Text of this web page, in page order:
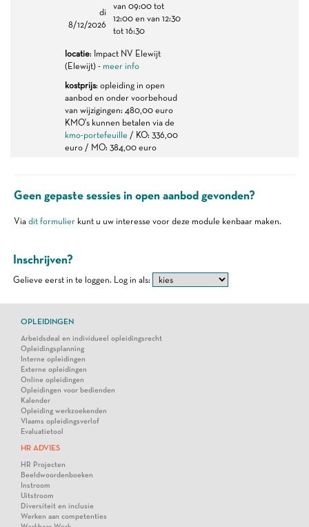
di
8/12/2026
van 09:00 tot
12:00 en van 12:30
tot 16:30
locatie: Impact NV Elewijt
(Elewijt) - meer info
kostprijs: opleiding in open
aanbod en onder voorbehoud
van wijzigingen: 480,00 euro
KMO's kunnen betalen via de
kmo-portefeuille / KO: 336,00
euro / MO: 384,00 euro
Geen gepaste sessies in open aanbod gevonden?
Via dit formulier kunt u uw interesse voor deze module kenbaar maken.
Inschrijven?
Gelieve eerst in te loggen. Log in als:
OPLEIDINGEN
Arbeidsdeal en individueel opleidingsrecht
Opleidingsplanning
Interne opleidingen
Externe opleidingen
Online opleidingen
Opleidingen voor bedienden
Kalender
Opleiding werkzoekenden
Vlaams opleidingsverlof
Evaluatietool
HR ADVIES
HR Projecten
Beeldwoordenboeken
Instroom
Uitstroom
Diversiteit en inclusie
Werken aan competenties